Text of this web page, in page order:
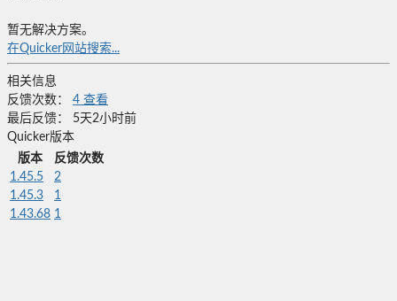
暂无解决方案。
在Quicker网站搜索...
相关信息
反馈次数：
4 查看
最后反馈：
5天2小时前
Quicker版本
版本
反馈次数
1.45.5
2
1.45.3
1
1.43.68 1